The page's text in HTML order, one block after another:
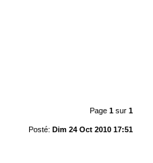
Page 1sur 1
Posté: Dim 24 Oct 2010 17:51